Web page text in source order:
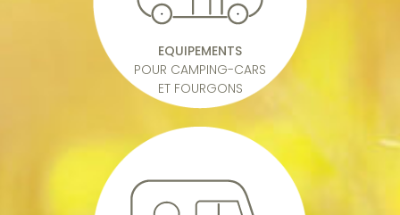
EQUIPEMENTS
POUR CAMPING-CARS
ET FOURGONS